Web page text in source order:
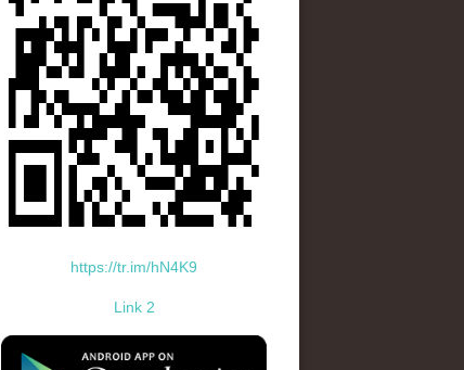
https://tr.im/hN4K9
Link 2
standard-icon-googleplay-app-store.png